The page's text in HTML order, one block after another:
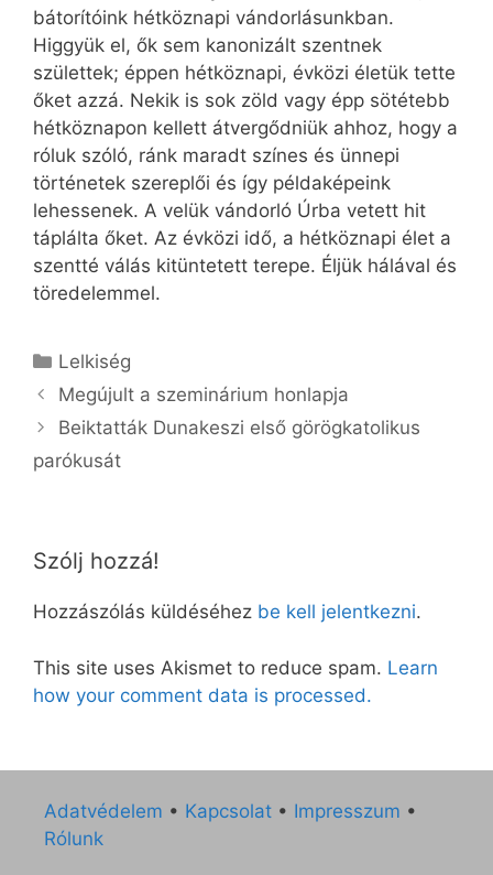
bátorítóink hétköznapi vándorlásunkban.
Higgyük el, ők sem kanonizált szentnek
születtek; éppen hétköznapi, évközi életük tette
őket azzá. Nekik is sok zöld vagy épp sötétebb
hétköznapon kellett átvergődniük ahhoz, hogy a
róluk szóló, ránk maradt színes és ünnepi
történetek szereplői és így példaképeink
lehessenek. A velük vándorló Úrba vetett hit
táplálta őket. Az évközi idő, a hétköznapi élet a
szentté válás kitüntetett terepe. Éljük hálával és
töredelemmel.
Kategória
Lelkiség
Megújult a szeminárium honlapja
Beiktatták Dunakeszi első görögkatolikus
parókusát
Szólj hozzá!
Hozzászólás küldéséhez be kell jelentkezni.
This site uses Akismet to reduce spam. Learn
how your comment data is processed.
Adatvédelem • Kapcsolat • Impresszum •
Rólunk